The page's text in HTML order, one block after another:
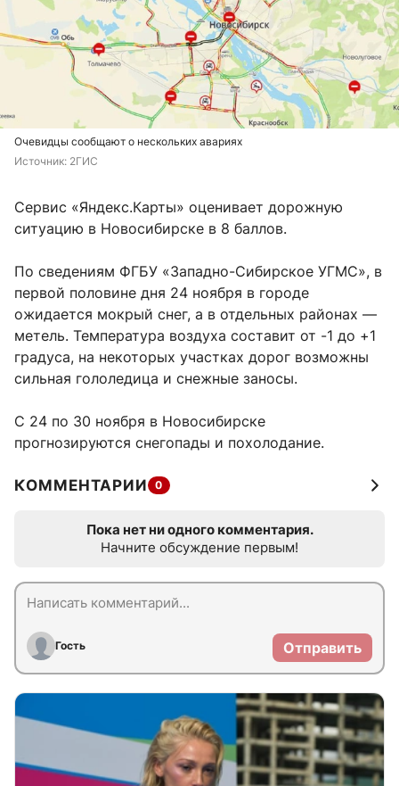
Очевидцы сообщают о нескольких авариях
Источник: 2ГИС
Сервис «Яндекс.Карты» оценивает дорожную
ситуацию в Новосибирске в 8 баллов.
По сведениям ФГБУ «Западно-Сибирское УГМС», в
первой половине дня 24 ноября в городе
ожидается мокрый снег, а в отдельных районах —
метель. Температура воздуха составит от -1 до +1
градуса, на некоторых участках дорог возможны
сильная гололедица и снежные заносы.
С 24 по 30 ноября в Новосибирске
прогнозируются снегопады и похолодание.
КОММЕНТАРИИ 0
Пока нет ни одного комментария.
Начните обсуждение первым!
Гость Отправить